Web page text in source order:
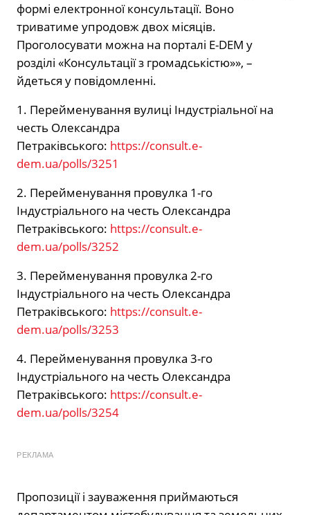
формі електронної консультації. Воно
триватиме упродовж двох місяців.
Проголосувати можна на порталі E-DEM у
розділі «Консультації з громадськістю»», –
йдеться у повідомленні.
1. Перейменування вулиці Індустріальної на
честь Олександра
Петраківського: https://consult.e-
dem.ua/polls/3251
2. Перейменування провулка 1-го
Індустріального на честь Олександра
Петраківського: https://consult.e-
dem.ua/polls/3252
3. Перейменування провулка 2-го
Індустріального на честь Олександра
Петраківського: https://consult.e-
dem.ua/polls/3253
4. Перейменування провулка 3-го
Індустріального на честь Олександра
Петраківського: https://consult.e-
dem.ua/polls/3254
РЕКЛАМА
Пропозиції і зауваження приймаються